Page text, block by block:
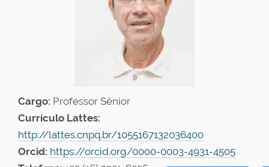
Cargo: Professor Sênior
Currículo Lattes:
http://lattes.cnpq.br/1055167132036400
Orcid: https://orcid.org/0000-0003-4931-4505